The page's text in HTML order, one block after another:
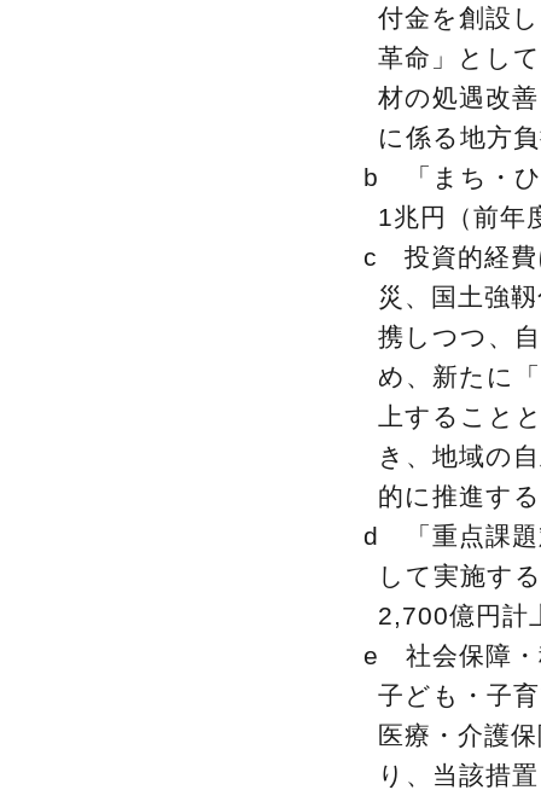
付金を創設
革命」とし
材の処遇改
に係る地方
b 「まち・ひ
1兆円（前年
c 投資的経費
災、国土強
携しつつ、
め、新たに
上すること
き、地域の
的に推進す
d 「重点課題
して実施す
2,700億円計
e 社会保障・
子ども・子
医療・介護
り、当該措